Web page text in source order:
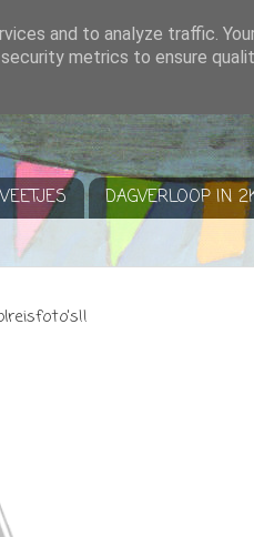
DAGVERLOOP IN
and to analyze traffic.
metrics to ensure